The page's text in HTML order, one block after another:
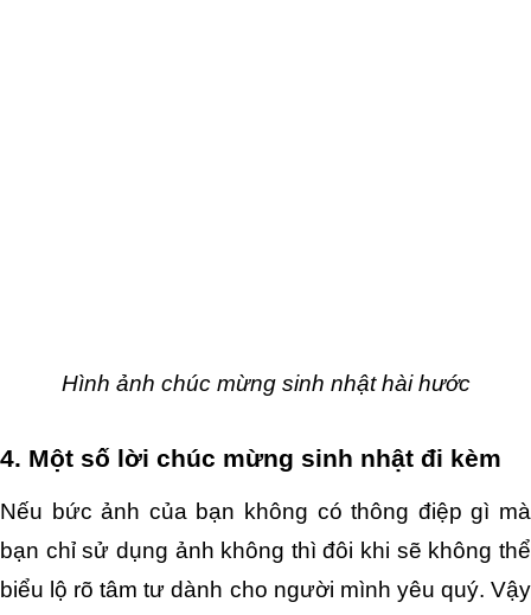
Hình ảnh chúc mừng sinh nhật hài hước
4. Một số lời chúc mừng sinh nhật đi kèm
Nếu bức ảnh của bạn không có thông điệp gì mà
bạn chỉ sử dụng ảnh không thì đôi khi sẽ không thể
biểu lộ rõ tâm tư dành cho người mình yêu quý. Vậy